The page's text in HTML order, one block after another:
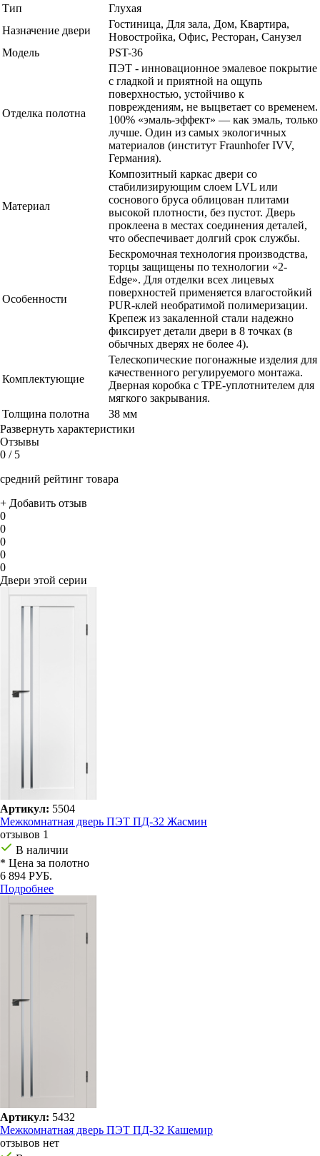
Тип
Глухая
Назначение двери
Гостиница, Для зала, Дом, Квартира,
Новостройка, Офис, Ресторан, Санузел
Модель
PST-36
Отделка полотна
ПЭТ - инновационное эмалевое покрытие
c гладкой и приятной на ощупь
поверхностью, устойчиво к
повреждениям, не выцветает со временем.
100% «эмаль-эффект» — как эмаль, только
лучше. Один из самых экологичных
материалов (институт Fraunhofer IVV,
Германия).
Материал
Композитный каркас двери со
стабилизирующим слоем LVL или
соснового бруса облицован плитами
высокой плотности, без пустот. Дверь
проклеена в местах соединения деталей,
что обеспечивает долгий срок службы.
Особенности
Бескромочная технология производства,
торцы защищены по технологии «2-
Edge». Для отделки всех лицевых
поверхностей применяется влагостойкий
PUR-клей необратимой полимеризации.
Крепеж из закаленной стали надежно
фиксирует детали двери в 8 точках (в
обычных дверях не более 4).
Комплектующие
Телескопические погонажные изделия для
качественного регулируемого монтажа.
Дверная коробка с TPE-уплотнителем для
мягкого закрывания.
Толщина полотна
38 мм
Развернуть характеристики
Отзывы
0 / 5
средний рейтинг товара
+ Добавить отзыв
0
0
0
0
0
Двери этой серии
Артикул: 5504
Межкомнатная дверь ПЭТ ПД-32 Жасмин
отзывов 1
В наличии
* Цена за полотно
6 894 РУБ.
Подробнее
Артикул: 5432
Межкомнатная дверь ПЭТ ПД-32 Кашемир
отзывов нет